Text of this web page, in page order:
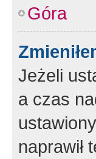
Góra
Jeżeli
a czas
naprawił